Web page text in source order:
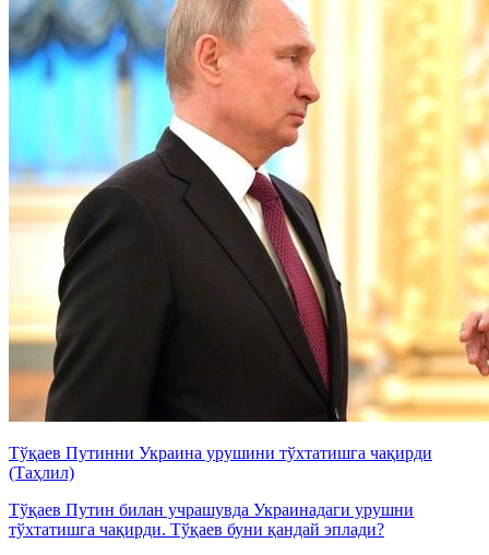
Тўқаев Путинни Украина урушини тўхтатишга чақирди
(Таҳлил)
Тўқаев Путин билан учрашувда Украинадаги урушни
тўхтатишга чақирди. Тўқаев буни қандай эплади?